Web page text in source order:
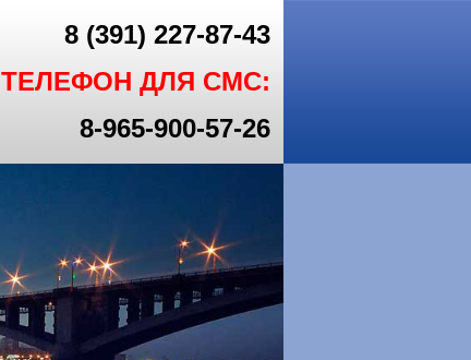
8 (391) 227-87-43
ТЕЛЕФОН ДЛЯ СМС:
8-965-900-57-26